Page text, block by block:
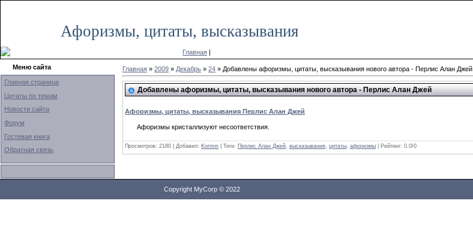
Афоризмы, цитаты, высказывания
Главная |
Меню сайта
Главная страница
Цитаты по темам
Новости сайта
Форум
Гостевая книга
Обратная связь
Главная » 2009 » Декабрь » 24 » Добавлены афоризмы, цитаты, высказывания нового автора - Перлис Алан Джей
Добавлены афоризмы, цитаты, высказывания нового автора - Перлис Алан Джей
Афоризмы, цитаты, высказывания Перлис Алан Джей
Афоризмы кристаллизуют несоответствия.
Просмотров: 2180 | Добавил: Kormin | Теги: Перлис Алан Джей высказывания цитаты афоризмы | Рейтинг: 0.0/0
Copyright MyCorp © 2022